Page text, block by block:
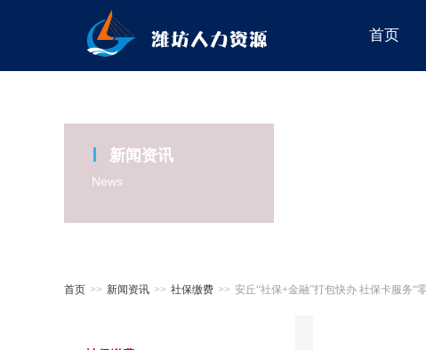
首页
新闻资讯
News
首页 >> 新闻资讯 >> 社保缴费 >> 安丘“社保+金融”打包快办 社保卡服务“